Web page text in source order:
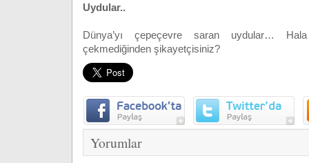
Uydular..
Dünya’yı çepeçevre saran uydular…
çekmediğinden şikayetçisiniz?
Yorumlar